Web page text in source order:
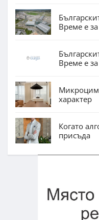
Време е
Време е
характер
Когато
присъда